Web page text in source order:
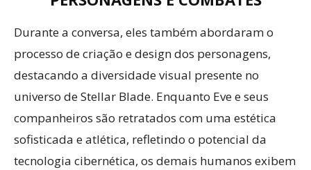
Durante a conversa, eles também abordaram o
processo de criação e design dos personagens,
destacando a diversidade visual presente no
universo de Stellar Blade. Enquanto Eve e seus
companheiros são retratados com uma estética
sofisticada e atlética, refletindo o potencial da
tecnologia cibernética, os demais humanos exibem